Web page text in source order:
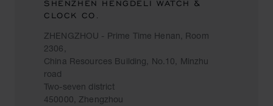
SHENZHEN HENGDELI WATCH &
CLOCK CO.
ZHENGZHOU - Prime Time Henan, Room
2306,
China Resources Building, No.10, Minzhu
road
Two-seven district
450000, Zhengzhou